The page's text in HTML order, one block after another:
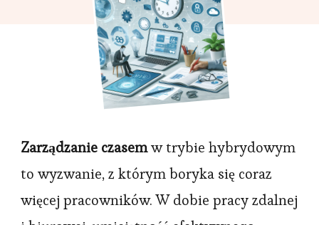
Zarządzanie czasemw trybie hybrydowym
to wyzwanie, z którym boryka się coraz
więcej pracowników. W dobie pracy zdalnej